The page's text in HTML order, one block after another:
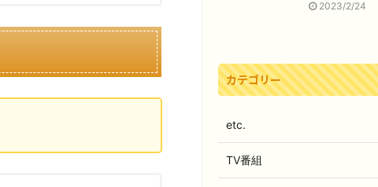
2023/2/24
カテゴリー
etc.
TV番組